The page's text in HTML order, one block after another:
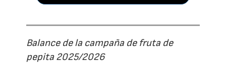
Balance de la campaña de fruta de
pepita 2025/2026